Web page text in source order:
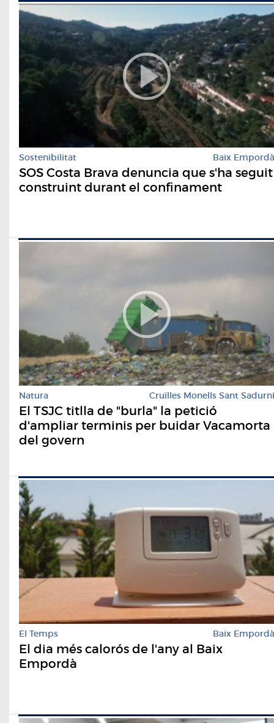
Sostenibilitat Baix Empordà
SOS Costa Brava denuncia que s'ha seguit
construint durant el confinament
Natura Cruïlles Monells Sant Sadurní
El TSJC titlla de "burla" la petició
d'ampliar terminis per buidar Vacamorta
del govern
El Temps Baix Empordà
El dia més calorós de l'any al Baix
Empordà